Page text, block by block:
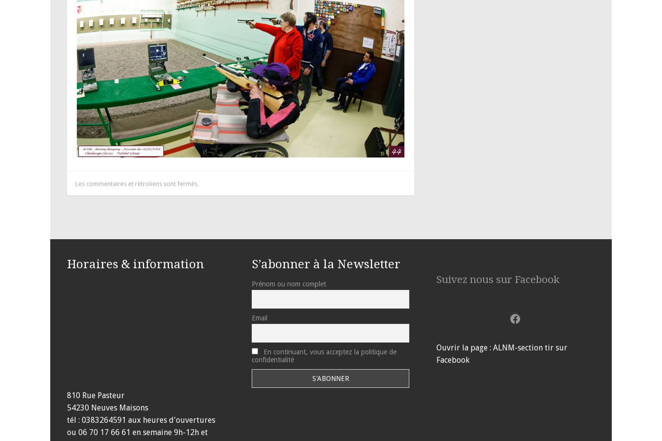
Les commentaires et rétroliens sont fermés.
Horaires & information
810 Rue Pasteur
54230 Neuves Maisons
tél : 0383264591 aux heures d'ouvertures
ou 06 70 17 66 61 en semaine 9h-12h et
S’abonner à la Newsletter
Prénom ou nom complet
Email
En continuant, vous acceptez la politique de
confidentialité
Suivez nous sur Facebook
Facebook
Ouvrir la page : ALNM-section tir sur
Facebook